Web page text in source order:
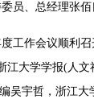
员、总经理张
工作会议顺利
江大学学报(人
编吴宇哲，浙